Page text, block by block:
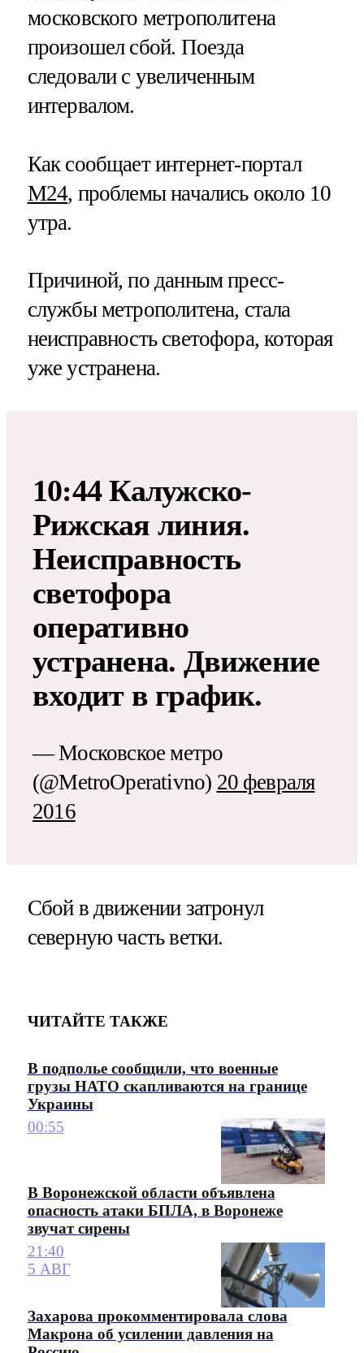
московского метрополитена
произошел сбой. Поезда
следовали с увеличенным
интервалом.
Как сообщает интернет-портал
M24, проблемы начались около 10
утра.
Причиной, по данным пресс-
службы метрополитена, стала
неисправность светофора, которая
уже устранена.
10:44 Калужско-
Рижская линия.
Неисправность
светофора
оперативно
устранена. Движение
входит в график.
— Московское метро
(@MetroOperativno) 20 февраля
2016
Сбой в движении затронул
северную часть ветки.
ЧИТАЙТЕ ТАКЖЕ
В подполье сообщили, что военные
грузы НАТО скапливаются на границе
Украины
00:55
В Воронежской области объявлена
опасность атаки БПЛА, в Воронеже
звучат сирены
21:40
5 АВГ
Захарова прокомментировала слова
Макрона об усилении давления на